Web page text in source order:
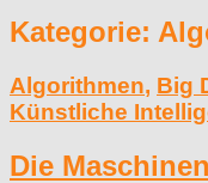
Kategorie:
Algorithmen, Big
Künstliche
Die